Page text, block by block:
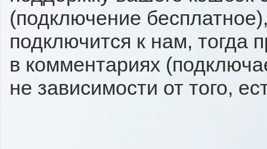
(подключение
подключится к нам, тогда
в комментариях
не зависимости от того,